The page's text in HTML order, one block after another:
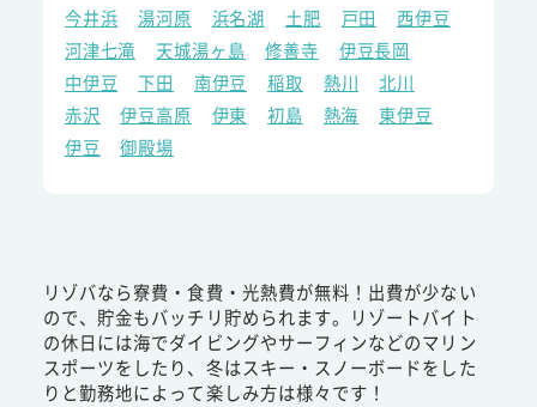
今井浜
湯河原 浜名湖 土肥 戸田
西伊豆
河津七滝
天城湯ヶ島 修善寺
伊豆長岡
中伊豆
下田 南伊豆 稲取 熱川
北川
赤沢
伊豆高原 伊東 初島 熱海
東伊豆
伊豆
御殿場
リゾバなら寮費・食費・光熱費が無料！出費が少ない
ので、貯金もバッチリ貯められます。リゾートバイト
の休日には海でダイビングやサーフィンなどのマリン
スポーツをしたり、冬はスキー・スノーボードをした
りと勤務地によって楽しみ方は様々です！